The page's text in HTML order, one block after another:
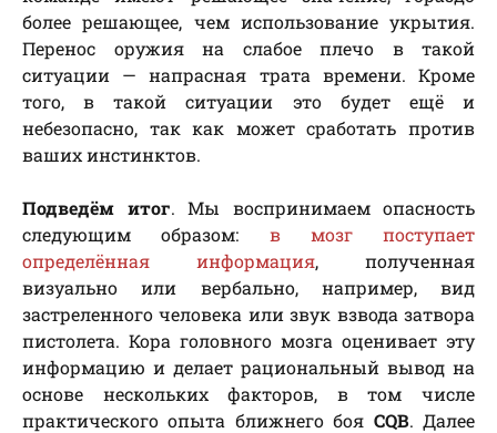
более решающее, чем использование укрытия.
Перенос оружия на слабое плечо в такой
ситуации — напрасная трата времени. Кроме
того, в такой ситуации это будет ещё и
небезопасно, так как может сработать против
ваших инстинктов.
Подведём итог. Мы воспринимаем опасность
следующим образом: в мозг поступает
определённая информация, полученная
визуально или вербально, например, вид
застреленного человека или звук взвода затвора
пистолета. Кора головного мозга оценивает эту
информацию и делает рациональный вывод на
основе нескольких факторов, в том числе
практического опыта ближнего боя CQB. Далее